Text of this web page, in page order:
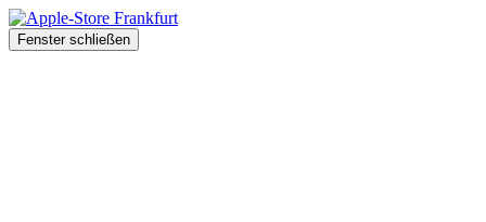
Fenster schließen